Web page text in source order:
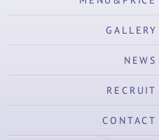
GALLERY
NEWS
RECRUIT
CONTACT